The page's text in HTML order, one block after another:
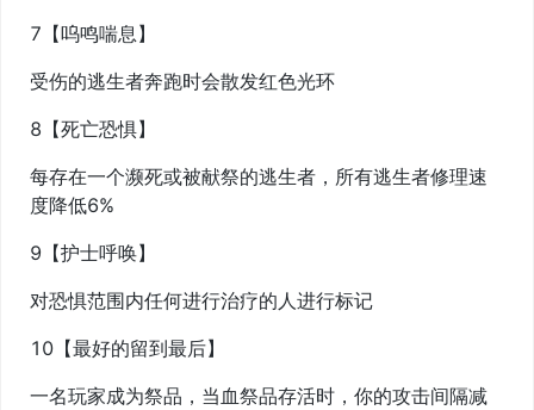
7【呜鸣喘息】
受伤的逃生者奔跑时会散发红色光环
8【死亡恐惧】
每存在一个濒死或被献祭的逃生者，所有逃生者修理速
度降低6%
9【护士呼唤】
对恐惧范围内任何进行治疗的人进行标记
10【最好的留到最后】
一名玩家成为祭品，当血祭品存活时，你的攻击间隔减